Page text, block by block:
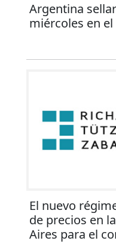
Argentina
miércoles en
El nuevo
de precios en
Aires para el